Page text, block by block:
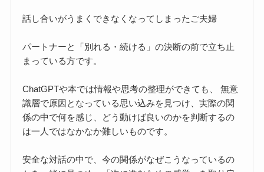
話し合いがうまくできなくなってしまったご夫婦
パートナーと「別れる・続ける」の決断の前で立ち止
まっている方です。
ChatGPTや本では情報や思考の整理ができても、 無意
識層で原因となっている思い込みを見つけ、実際の関
係の中で何を感じ、どう動けば良いのかを判断するの
は一人ではなかなか難しいものです。
安全な対話の中で、今の関係がなぜこうなっているの